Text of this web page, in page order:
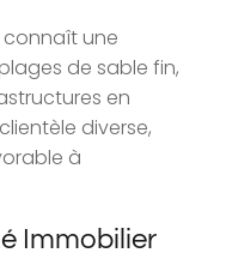
connaît une
de sable fin,
en
diverse,
à
Immobilier